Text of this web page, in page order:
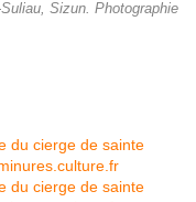
Sizun. Photographie